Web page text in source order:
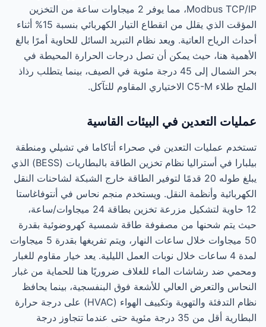
Modbus TCP/IP، مما يوفر 2 ميجاوات ساعة من التخزين
المؤقت الذي يقلل من انقطاع التيار الكهربائي بنسبة 15% أثناء
أحداث الرياح العاتية. ويعد نظام التبريد السائل للحاوية أمرًا بالغ
الأهمية هنا، حيث يمكن أن تصل درجات الحرارة المحيطة في
بحر الشمال إلى 45 درجة مئوية في الصيف، بينما يتطلب رذاذ
الملح طلاء C5-M الاختياري المقاوم للتآكل.
عمليات التعدين في البيئات القاسية
تستخدم عمليات التعدين في صحراء أتاكاما في تشيلي ومنطقة
بيلبارا في أستراليا نظام تخزين الطاقة بالبطاريات (BESS) الذي
يبلغ طوله 20 قدمًا لتوفير الطاقة خارج الشبكة لشاحنات النقل
الكهربائية وأنظمة النقل. ويستخدم منجم نحاس في أنتوفاغاستا
12 حاوية لتشكيل مزرعة تخزين بطاقة 24 ميجاوات/ساعة،
حيث يتم شحنها من مصفوفة طاقة شمسية كهروضوئية بقدرة
50 ميجاوات خلال ساعات النهار، ويتم تفريغها بقدرة 5 ميجاوات
لمدة 4 ساعات خلال نوبات العمل الليلية. يعد خيار مقاوم للغبار
ومحمي ضد رشاشات الماء للغلاف ضروريًا هنا للحماية من غبار
النحاس والتعرض العالي للأشعة فوق البنفسجية، بينما يحافظ
نظام التدفئة والتهوية وتكييف الهواء (HVAC) على درجة حرارة
البطارية أقل من 35 درجة مئوية حتى عندما تتجاوز درجة